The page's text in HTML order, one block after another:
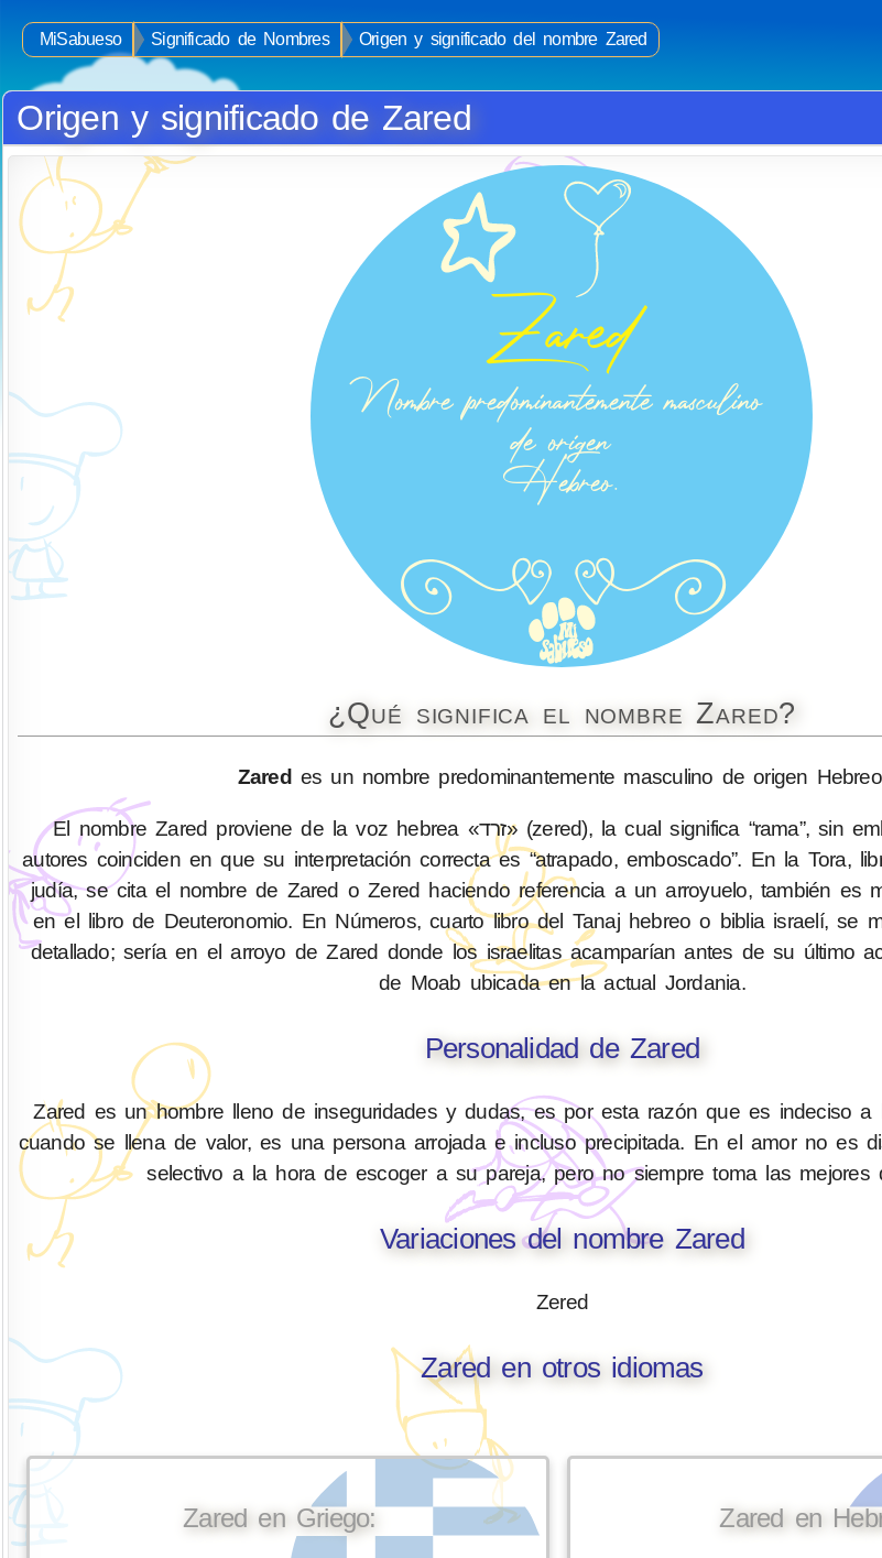
MiSabueso Significado de Nombres
Origen y significado del nombre Zared
Origen y significado de Zared
¿Qué significa el nombre Zared?
Zaredes un nombre predominantemente masculino de origen
El nombre Zared proviene de la voz hebrea «זרד» (zered), la cual significa “rama”, sin embargo, la mayoría de
autores coinciden en que su interpretación correcta es “atrapado, emboscado”. En la Tora,
judía, se cita el nombre de Zared o Zered haciendo referencia a un arroyuelo, también es
en el libro de Deuteronomio. En Números, cuarto libro del Tanaj hebreo o biblia israelí, se
detallado; sería en el arroyo de Zared donde los israelitas acamparían antes de su último
de Moab ubicada en la actual Jordania.
Personalidad de Zared
Zared es un hombre lleno de inseguridades y dudas, es por esta razón que es indeciso a
cuando se llena de valor, es una persona arrojada e incluso precipitada. En el amor no es
selectivo a la hora de escoger a su pareja, pero no siempre toma las mejores
Variaciones del nombre Zared
Zered
Zared en otros idiomas
Zared en Griego: Zared en